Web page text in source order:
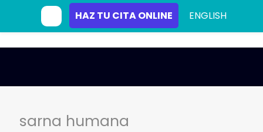
sarna humana
HAZ TU CITA ONLINE ENGLISH